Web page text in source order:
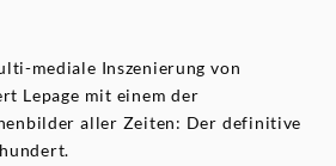
mediale Inszenierung von
Lepage mit einem der
aller Zeiten: Der definitive